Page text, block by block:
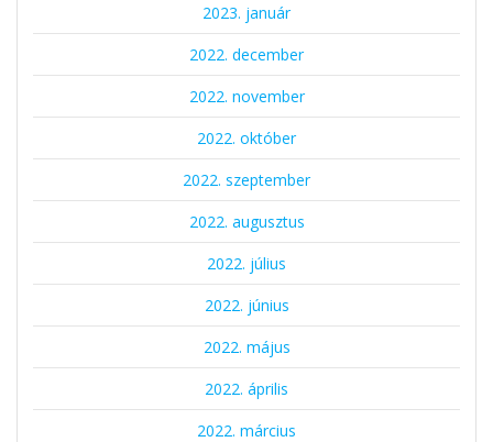
2023. január
2022. december
2022. november
2022. október
2022. szeptember
2022. augusztus
2022. július
2022. június
2022. május
2022. április
2022. március